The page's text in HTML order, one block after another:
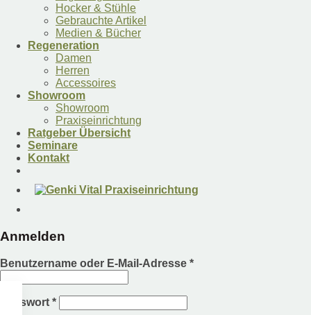
Hocker & Stühle
Gebrauchte Artikel
Medien & Bücher
Regeneration
Damen
Herren
Accessoires
Showroom
Showroom
Praxiseinrichtung
Ratgeber Übersicht
Seminare
Kontakt
Anmelden
Benutzername oder E-Mail-Adresse *
Passwort *